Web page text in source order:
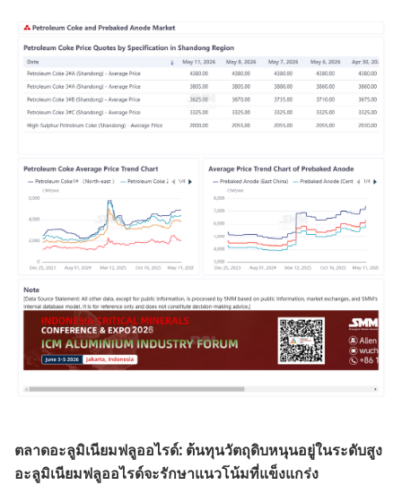
ตลาดอะลูมิเนียมฟลูออไรด์: ต้นทุนวัตถุดิบหนุนอยู่ในระดับสูง
อะลูมิเนียมฟลูออไรด์จะรักษาแนวโน้มที่แข็งแกร่ง